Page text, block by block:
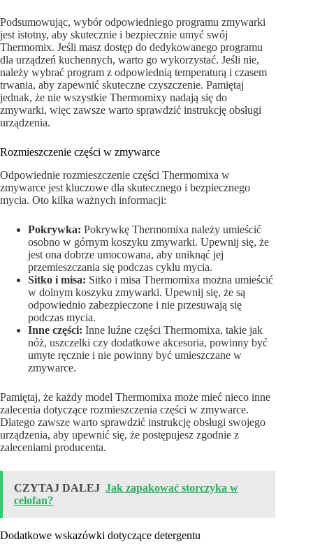
Podsumowując, wybór odpowiedniego programu zmywarki
jest istotny, aby skutecznie i bezpiecznie umyć swój
Thermomix. Jeśli masz dostęp do dedykowanego programu
dla urządzeń kuchennych, warto go wykorzystać. Jeśli nie,
należy wybrać program z odpowiednią temperaturą i czasem
trwania, aby zapewnić skuteczne czyszczenie. Pamiętaj
jednak, że nie wszystkie Thermomixy nadają się do
zmywarki, więc zawsze warto sprawdzić instrukcję obsługi
urządzenia.
Rozmieszczenie części w zmywarce
Odpowiednie rozmieszczenie części Thermomixa w
zmywarce jest kluczowe dla skutecznego i bezpiecznego
mycia. Oto kilka ważnych informacji:
Pokrywka: Pokrywkę Thermomixa należy umieścić
osobno w górnym koszyku zmywarki. Upewnij się, że
jest ona dobrze umocowana, aby uniknąć jej
przemieszczania się podczas cyklu mycia.
Sitko i misa: Sitko i misa Thermomixa można umieścić
w dolnym koszyku zmywarki. Upewnij się, że są
odpowiednio zabezpieczone i nie przesuwają się
podczas mycia.
Inne części: Inne luźne części Thermomixa, takie jak
nóż, uszczelki czy dodatkowe akcesoria, powinny być
umyte ręcznie i nie powinny być umieszczane w
zmywarce.
Pamiętaj, że każdy model Thermomixa może mieć nieco inne
zalecenia dotyczące rozmieszczenia części w zmywarce.
Dlatego zawsze warto sprawdzić instrukcję obsługi swojego
urządzenia, aby upewnić się, że postępujesz zgodnie z
zaleceniami producenta.
CZYTAJ DALEJ Jak zapakować storczyka w
celofan?
Dodatkowe wskazówki dotyczące detergentu